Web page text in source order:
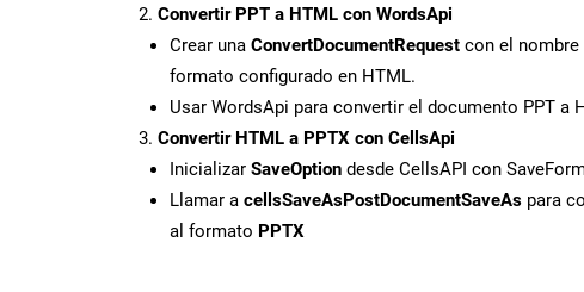
Convertir PPT a HTML con WordsApi
Crear una ConvertDocumentRequest con el nombre
formato configurado en HTML.
Usar WordsApi para convertir el documento PPT a
Convertir HTML a PPTX con CellsApi
Inicializar SaveOption desde CellsAPI con
Llamar a cellsSaveAsPostDocumentSaveAs para
al formato PPTX